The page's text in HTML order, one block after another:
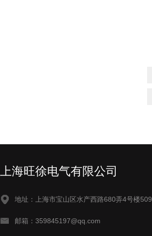
上海旺徐电气有限公司
地址：上海市宝山区水产西路680弄4号楼509
邮箱：359845197@qq.com